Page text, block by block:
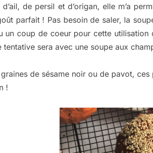
d’ail, de persil et d’origan, elle m’a
parfait ! Pas besoin de saler, la
un coup de coeur pour cette
tentative sera avec une soupe aux
de sésame noir ou de pavot,
!